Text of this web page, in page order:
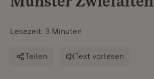
Lesezeit: 3 Minuten
Teilen Text vorlesen